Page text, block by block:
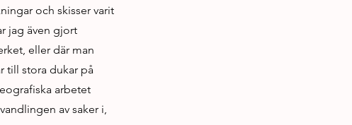
och skisser varit
jag även gjort
eller där man
till stora dukar på
arbetet
av saker i,